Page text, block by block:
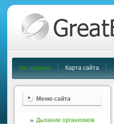
На главную Карта сайта
Меню сайта
Дыхание организмов